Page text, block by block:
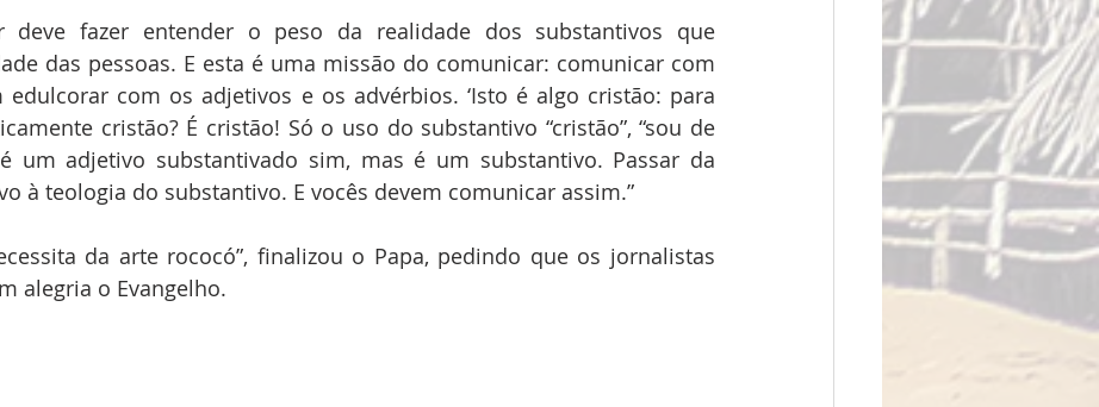
deve fazer entender o peso da realidade dos substantivos que
das pessoas. E esta é uma missão do comunicar: comunicar com
edulcorar com os adjetivos e os advérbios. ‘Isto é algo cristão: para
cristão? É cristão! Só o uso do substantivo “cristão”, “sou de
um adjetivo substantivado sim, mas é um substantivo. Passar da
à teologia do substantivo. E vocês devem comunicar assim.”
da arte rococó”, finalizou o Papa, pedindo que os jornalistas
alegria o Evangelho.